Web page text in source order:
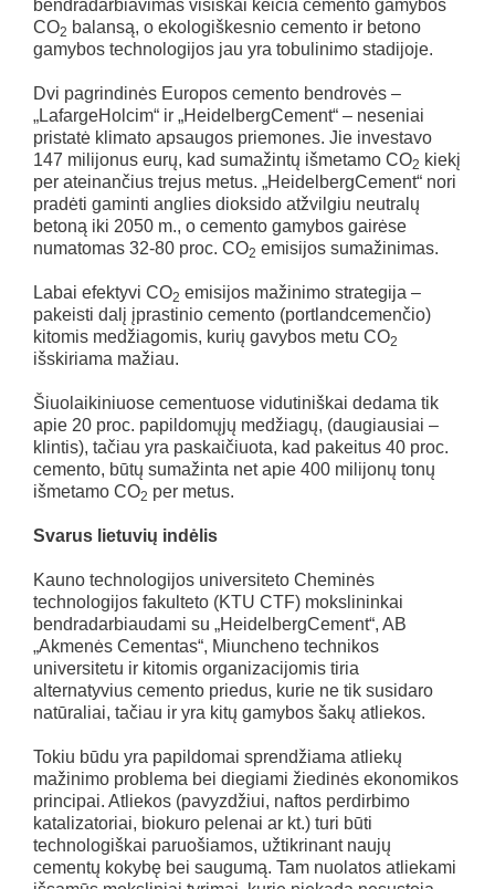
bendradarbiavimas visiškai keičia cemento gamybos
CO2 balansą, o ekologiškesnio cemento ir betono
gamybos technologijos jau yra tobulinimo stadijoje.
Dvi pagrindinės Europos cemento bendrovės –
„LafargeHolcim“ ir „HeidelbergCement“ – neseniai
pristatė klimato apsaugos priemones. Jie investavo
147 milijonus eurų, kad sumažintų išmetamo CO2 kiekį
per ateinančius trejus metus. „HeidelbergCement“ nori
pradėti gaminti anglies dioksido atžvilgiu neutralų
betoną iki 2050 m., o cemento gamybos gairėse
numatomas 32-80 proc. CO2 emisijos sumažinimas.
Labai efektyvi CO2 emisijos mažinimo strategija –
pakeisti dalį įprastinio cemento (portlandcemenčio)
kitomis medžiagomis, kurių gavybos metu CO2
išskiriama mažiau.
Šiuolaikiniuose cementuose vidutiniškai dedama tik
apie 20 proc. papildomųjų medžiagų, (daugiausiai –
klintis), tačiau yra paskaičiuota, kad pakeitus 40 proc.
cemento, būtų sumažinta net apie 400 milijonų tonų
išmetamo CO2 per metus.
Svarus lietuvių indėlis
Kauno technologijos universiteto Cheminės
technologijos fakulteto (KTU CTF) mokslininkai
bendradarbiaudami su „HeidelbergCement“, AB
„Akmenės Cementas“, Miuncheno technikos
universitetu ir kitomis organizacijomis tiria
alternatyvius cemento priedus, kurie ne tik susidaro
natūraliai, tačiau ir yra kitų gamybos šakų atliekos.
Tokiu būdu yra papildomai sprendžiama atliekų
mažinimo problema bei diegiami žiedinės ekonomikos
principai. Atliekos (pavyzdžiui, naftos perdirbimo
katalizatoriai, biokuro pelenai ar kt.) turi būti
technologiškai paruošiamos, užtikrinant naujų
cementų kokybę bei saugumą. Tam nuolatos atliekami